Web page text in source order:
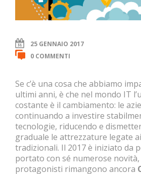
25 GENNAIO 2017
0 COMMENTI
Se c’è una cosa che abbiamo
ultimi anni, è che nel mondo IT
costante è il cambiamento: le
continuando a investire
tecnologie, riducendo e
graduale le attrezzature legate
tradizionali. Il 2017 è iniziato da
portato con sé numerose novità,
protagonisti rimangono ancora